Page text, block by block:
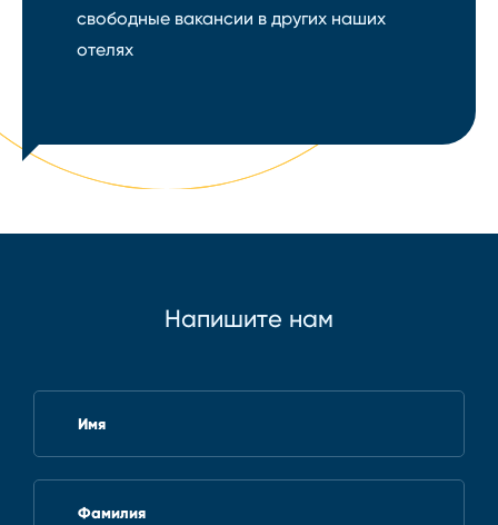
свободные вакансии в других наших
отелях
Напишите нам
Имя
Фамилия